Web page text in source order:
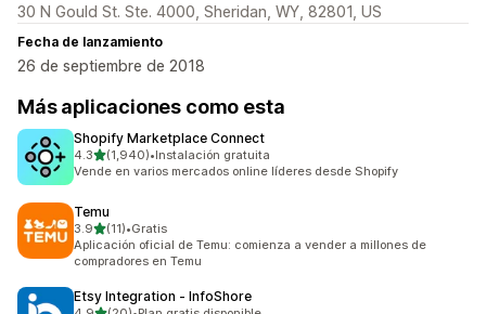
30 N Gould St. Ste. 4000, Sheridan, WY, 82801, US
Fecha de lanzamiento
26 de septiembre de 2018
Más aplicaciones como esta
Shopify Marketplace Connect
4.3de 5 estrellas
(1,940)
1940 reseñas en total
•Instalación gratuita
Vende en varios mercados online líderes desde Shopify
Temu
3.9de 5 estrellas
(11)
11 reseñas en total
•Gratis
Aplicación oficial de Temu: comienza a vender a millones de
compradores en Temu
Etsy Integration ‑ InfoShore